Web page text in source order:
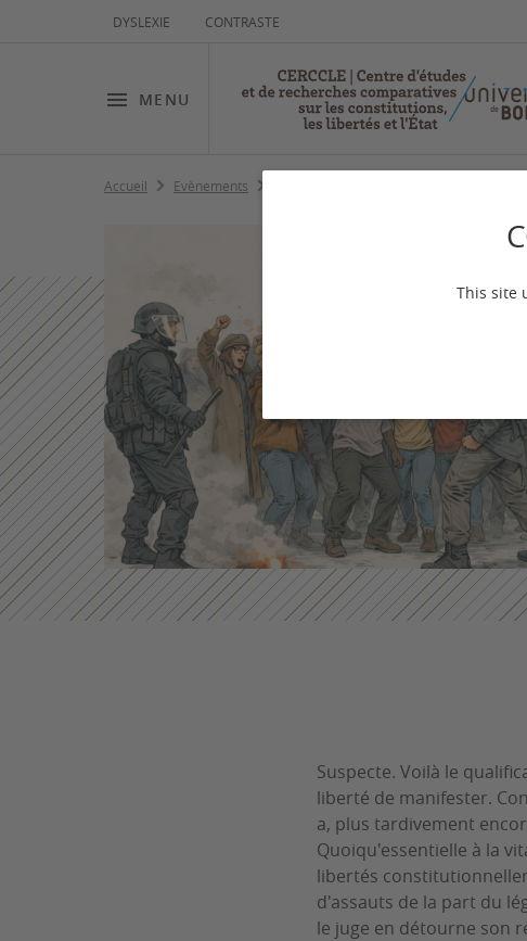
This site
DYSLEXIE CONTRASTE
MENU
Accueil Evènements
Suspecte. Voilà le
liberté de manifester.
a, plus tardivement
Quoiqu'essentielle à la
libertés
d'assauts de la part du
le juge en détourne son